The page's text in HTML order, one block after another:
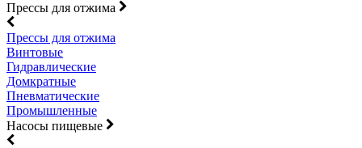
Прессы для отжима
Прессы для отжима
Винтовые
Гидравлические
Домкратные
Пневматические
Промышленные
Насосы пищевые